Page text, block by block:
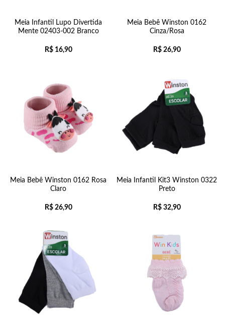
Meia Infantil Lupo Divertida
Mente 02403-002 Branco
R$16,90
Meia Bebê Winston 0162
Cinza/Rosa
R$26,90
Meia Bebê Winston 0162 Rosa
Claro
R$26,90
Meia Infantil Kit3 Winston 0322
Preto
R$32,90